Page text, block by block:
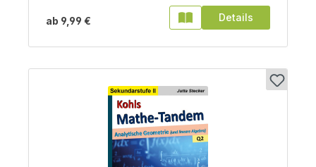
ab 9,99 € Details